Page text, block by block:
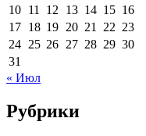
10 11 12 13 14 15 16
17 18 19 20 21 22 23
24 25 26 27 28 29 30
31
« Июл
Рубрики